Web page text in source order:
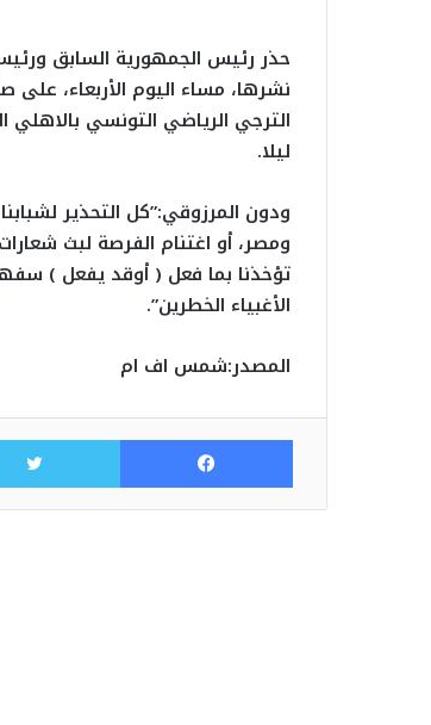
حذر رئيس الجمهورية السابق
نشرها، مساء اليوم الأربعاء،
الترجي الرياضي التونسي
ليلا.
ودون المرزوقي:”كل التحذير
ومصر، أو اغتنام الفرصة لبث
تؤخذنا بما فعل ( أوقد يفعل )
الأغبياء الخطرين”.
المصدر:شمس اف ام
فيسبوك